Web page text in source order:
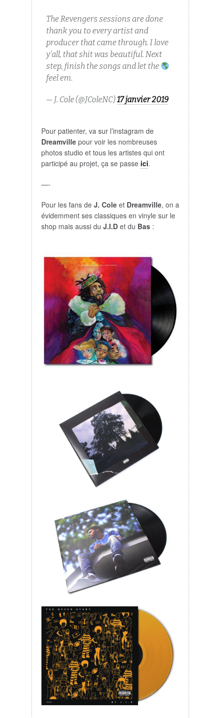
The Revengers sessions are done
thank you to every artist and
producer that came through. I love
y’all, that shit was beautiful. Next
step, finish the songs and let the
feel em.
— J. Cole (@JColeNC)17 janvier 2019
Pour patienter, va sur l’instagram de
Dreamvillepour voir les nombreuses
photos studio et tous les artistes qui ont
participé au projet, ça se passe ici.
—-
Pour les fans de J. Coleet Dreamville, on a
évidemment ses classiques en vinyle sur le
shop mais aussi du J.I.Det du Bas: